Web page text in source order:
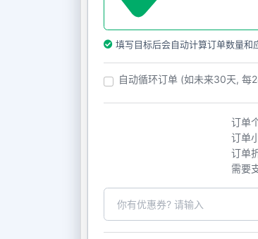
填写目标后会自动计算订单数量和
自动循环订单 (如未来30天, 每
订单
订单
订单
需要